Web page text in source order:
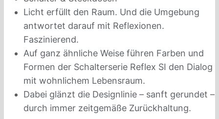
Licht erfüllt den Raum. Und die Umgebung
antwortet darauf mit Reflexionen.
Faszinierend.
Auf ganz ähnliche Weise führen Farben und
Formen der Schalterserie Reflex SI den Dialog
mit wohnlichem Lebensraum.
Dabei glänzt die Designlinie – sanft gerundet –
durch immer zeitgemäße Zurückhaltung.